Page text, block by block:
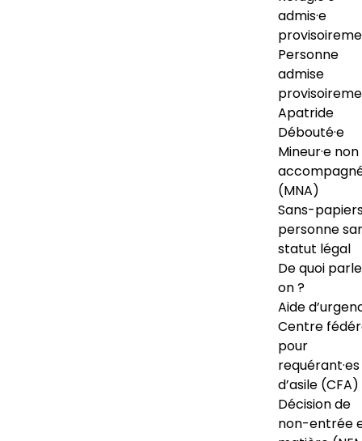
admis·e
Personne
admise
Apatride
Débouté·e
Mineur·e non
(MNA)
Sans-
personne
statut légal
De quoi
on ?
Aide
Centre
pour
requérant·es
d’asile (CFA)
Décision de
non-entrée